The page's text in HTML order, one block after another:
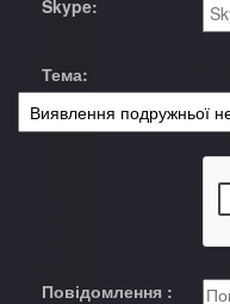
Skype:
Тема:
Повідомлення :